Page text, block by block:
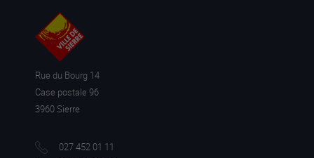
Rue du Bourg 14
Case postale 96
3960 Sierre
027 452 01 11